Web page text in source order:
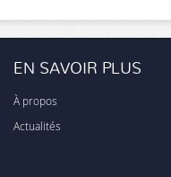
EN SAVOIR PLUS
À propos
Actualités